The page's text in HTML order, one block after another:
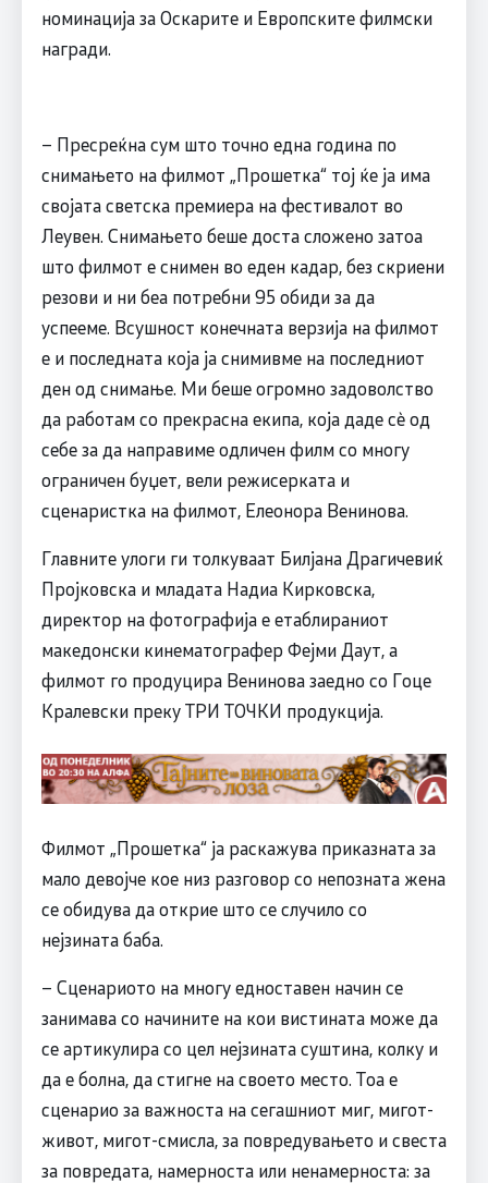
номинација за Оскарите и Европските филмски
награди.
– Пресреќна сум што точно една година по
снимањето на филмот „Прошетка“ тој ќе ја има
својата светска премиера на фестивалот во
Леувен. Снимањето беше доста сложено затоа
што филмот е снимен во еден кадар, без скриени
резови и ни беа потребни 95 обиди за да
успееме. Всушност конечната верзија на филмот
е и последната која ја снимивме на последниот
ден од снимање. Ми беше огромно задоволство
да работам со прекрасна екипа, која даде сѐ од
себе за да направиме одличен филм со многу
ограничен буџет, вели режисерката и
сценаристка на филмот, Елеонора Венинова.
Главните улоги ги толкуваат Билјана Драгичевиќ
Пројковска и младата Надиа Кирковска,
директор на фотографија е етаблираниот
македонски кинематографер Фејми Даут, а
филмот го продуцира Венинова заедно со Гоце
Кралевски преку ТРИ ТОЧКИ продукција.
Филмот „Прошетка“ ја раскажува приказната за
мало девојче кое низ разговор со непозната жена
се обидува да открие што се случило со
нејзината баба.
– Сценариото на многу едноставен начин се
занимава со начините на кои вистината може да
се артикулира со цел нејзината суштина, колку и
да е болна, да стигне на своето место. Тоа е
сценарио за важноста на сегашниот миг, мигот-
живот, мигот-смисла, за повредувањето и свеста
за повредата, намерноста или ненамерноста: за